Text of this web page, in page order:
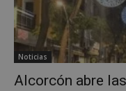
Noticias
Alcorcón abre